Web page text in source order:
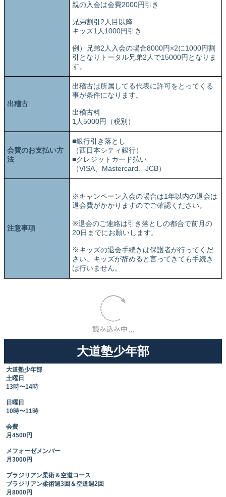
親の入会は会費2000円引き
兄弟割引2人目以降
キッズ1人1000円引き
例）兄弟2人入会の場合8000円×2に1000円割
引となりトータル兄弟2人で15000円となりま
す。
出稽古
出稽古は所属してる代表に許可をとってくる
事が条件になります。
出稽古料
1人5000円（税別）
会費のお支払い方
法
■銀行引き落とし
（西日本シティ銀行）
■クレジットカード払い
（VISA、Mastercard、JCB）
注意事項
※キャンペーン入会の場合は1年以内の退会は
退会費がかかりますのでご確認ください。
※退会のご連絡は引き落としの都合で前月の
20日までにお願いします。
※キッズの退会手続きは保護者が行ってくだ
さい。キッズが辞めると言ってきても手続き
は行いません。
土曜日
13時〜14時